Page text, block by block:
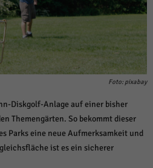
Foto: pixabay
Diskgolf-Anlage auf einer bisher
Themengärten. So bekommt dieser
Parks eine neue Aufmerksamkeit und
ist es ein sicherer